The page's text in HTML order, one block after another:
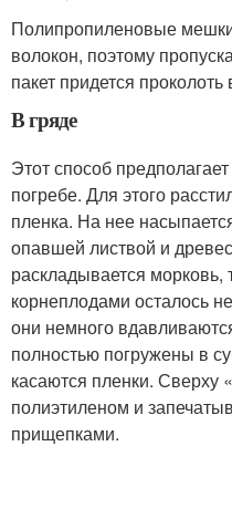
Полипропиленовые
волокон, поэтому
пакет придется
В гряде
Этот способ
погребе. Для этого
пленка. На нее
опавшей листвой и
раскладывается морковь,
корнеплодами осталось
они немного
полностью погружены в
касаются пленки. Сверху
полиэтиленом и
прищепками.